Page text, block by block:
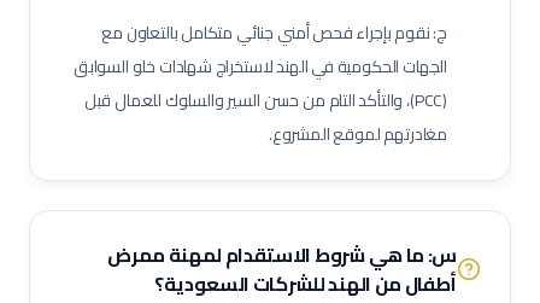
ممرض مكافحة عدوى
منسق جودة منشآت صحية
لحام خطوط أنابيب
فني تربيط وإشهار (Rigger)
مفتش مراقبة جودة
لحام تيج (TIG Welder)
لحام قوس كهربائي
مفتش اختبارات غير إتلافية (NDT)
فني صيانة أثناء الإيقاف (Shutdown)
فني توربينات
فني معدات دوارة
ج: نقوم بإجراء فحص أمني جنائي متكامل بالتعاون مع
الجهات الحكومية في الهند لاستخراج شهادات خلو السوابق
(PCC)، والتأكد التام من حسن السير والسلوك للعمال قبل
مغادرتهم لموقع المشروع.
س: ما هي شروط الاستقدام لمهنةممرض
أطفالمن الهند للشركات السعودية؟